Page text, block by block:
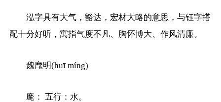
泓字具有大气，豁达，宏材大略的意思，与钰字搭
配十分好听，寓指气度不凡、胸怀博大、作风清廉。
魏麾明(huī míng)
麾： 五行：水。